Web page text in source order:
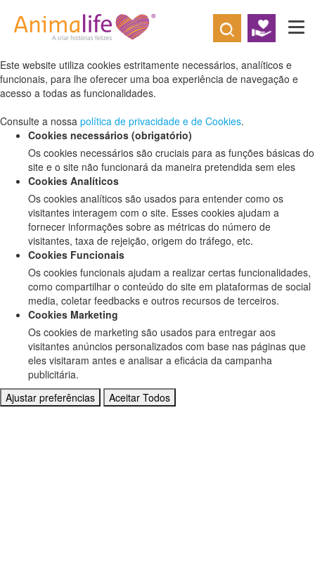
Defina as suas preferências de cookies
para este website.
Este website utiliza cookies estritamente necessários, analíticos e
funcionais, para lhe oferecer uma boa experiência de navegação e
acesso a todas as funcionalidades.
Consulte a nossa política de privacidade e de Cookies.
Cookies necessários (obrigatório)
Os cookies necessários são cruciais para as funções básicas do
site e o site não funcionará da maneira pretendida sem eles
Cookies Analíticos
Os cookies analíticos são usados para entender como os
visitantes interagem com o site. Esses cookies ajudam a
fornecer informações sobre as métricas do número de
visitantes, taxa de rejeição, origem do tráfego, etc.
Cookies Funcionais
Os cookies funcionais ajudam a realizar certas funcionalidades,
como compartilhar o conteúdo do site em plataformas de social
media, coletar feedbacks e outros recursos de terceiros.
Cookies Marketing
Os cookies de marketing são usados para entregar aos
visitantes anúncios personalizados com base nas páginas que
eles visitaram antes e analisar a eficácia da campanha
publicitária.
Ajustar preferências
Aceitar Todos